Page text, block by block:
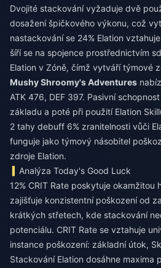
Dvojité stackování vyžaduje dvě
dosažení špičkového výkonu, což
nastackování se 24% Elation
šíří se na spojence prostřednictvím
Elation v Zóně, čímž vytváří týmové
Mushy Shroomy's Adventures
ATK 476, DEF 397. Pasivní
základu a poté při použití Elation
2 tahy debuff 6% zranitelnosti vůči
funguje jako týmový násobitel
zdroje Elation.
Analýza Today's Good Luck
12% CRIT Rate poskytuje okamžitou
zajišťuje konzistentní poškození od
krátkých střetech, kde stackování
potenciálu. CRIT Rate se vztahuje
instance poškození: základní útok,
Stackování Elation dosáhne maxima